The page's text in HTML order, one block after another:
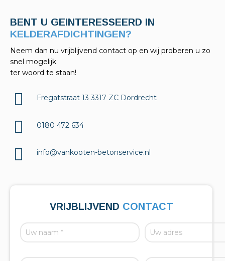
BENT U GEINTERESSEERD IN
KELDERAFDICHTINGEN?
Neem dan nu vrijblijvend contact op en wij proberen u zo
snel mogelijk
ter woord te staan!
Fregatstraat 13 3317 ZC Dordrecht
0180 472 634
info@vankooten-betonservice.nl
VRIJBLIJVEND CONTACT